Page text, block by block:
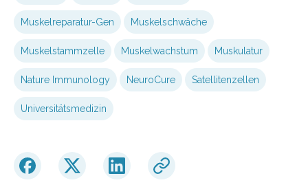
Muskelreparatur-Gen Muskelschwäche
Muskelstammzelle Muskelwachstum Muskulatur
Nature Immunology NeuroCure Satellitenzellen
Universitätsmedizin